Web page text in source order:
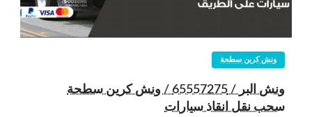
ونش كرين سطحة
ونش البر / 65557275 / ونش كرين سطحة
سحب نقل انقاذ سيارات